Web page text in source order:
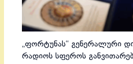
„ფორტუნას“ გენერალური
რადიოს სფეროს